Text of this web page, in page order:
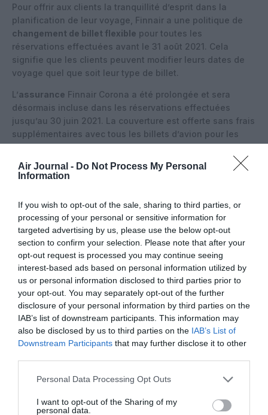
Air Journal - Do Not Process My Personal
Information
If you wish to opt-out of the sale, sharing to third parties, or
processing of your personal or sensitive information for
targeted advertising by us, please use the below opt-out
section to confirm your selection. Please note that after your
opt-out request is processed you may continue seeing
interest-based ads based on personal information utilized by
us or personal information disclosed to third parties prior to
your opt-out. You may separately opt-out of the further
disclosure of your personal information by third parties on the
IAB’s list of downstream participants. This information may
also be disclosed by us to third parties on the IAB’s List of
Downstream Participants that may further disclose it to other
Personal Data Processing Opt Outs
I want to opt-out of the Sharing of my
personal data.
Pour offrir aux clients la tranquillité d’esprit dans la
planification de leur voyage, Finnair a une politique de
changement de billet flexible pour toutes les
réservations effectuées avant le 31 août 2021. Cela
signifie que les clients peuvent modifier leurs dates de
voyage quel que soit leur type de billet.
L’assurance Finnair Corona a été prolongée et sera
désormais incluse dans les réservations effectuées
jusqu’au 30 juin 2021. La couverture est offerte sans frais
supplémentaires avec tous les billets d’avion pour les
voyages partant le ou avant le 31 août 2021 et ne
dépassant pas 31 jours, à condition ils ont été achetés
via le site Web ou l’application mobile Finnair. Cette
l’étranger depuis la Finlande, la Suède, la Norvège, le
Danemark, l’Estonie, l’Allemagne, l’Autriche, la Suisse, la
France, la Belgique, les Pays-Bas, l’Italie, l’Espagne ou
l’Irlande. La couverture Finnair Corona est conçue « pour
compléter les autres assurances de voyage que vous
pourriez avoir, et offre une couverture supplémentaire au
cas où vous testeriez positif à la Covid-19 à votre
destination. La couverture est fournie par AIG Europe S.A.
et par sa succursale suisse pour la Suisse. Thermes et
conditions d’application ».
Conformément à la recommandation de l’autorité
négatif ou une preuve d’une infection antérieure au
certificat de vaccination. Les voyageurs âgés de 12 à 15